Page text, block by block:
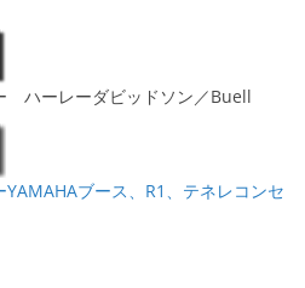
ハーレーダビッドソン／Buell
ブース、R1、テネレコンセ